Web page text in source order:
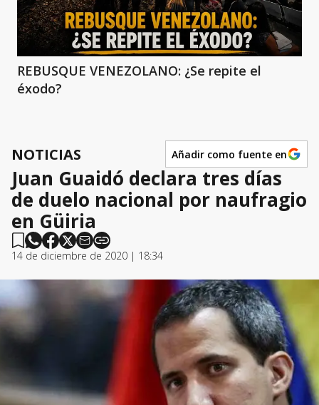
REBUSQUE VENEZOLANO: ¿Se repite el
éxodo?
NOTICIAS Añadir como fuente en
Juan Guaidó declara tres días
de duelo nacional por naufragio
en Güiria
14 de diciembre de 2020 | 18:34